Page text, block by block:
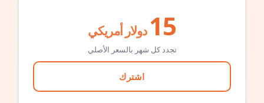
15 دولار أمريكي
تجدد كل شهر بالسعر الأصلي
اشترك